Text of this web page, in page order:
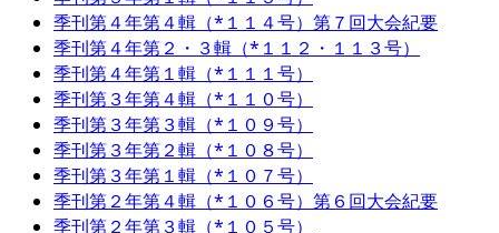
季刊第４年第４輯（*１１４号）第７回大会紀要
季刊第４年第２・３輯（*１１２・１１３号）
季刊第４年第１輯（*１１１号）
季刊第３年第４輯（*１１０号）
季刊第３年第３輯（*１０９号）
季刊第３年第２輯（*１０８号）
季刊第３年第１輯（*１０７号）
季刊第２年第４輯（*１０６号）第６回大会紀要
季刊第２年第３輯（*１０５号）